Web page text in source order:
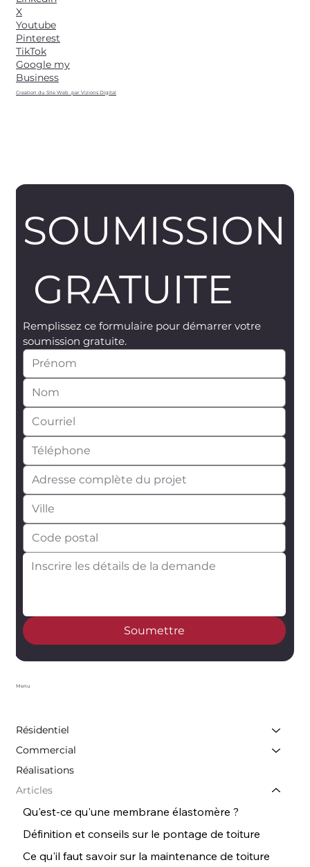
X
Youtube
Pinterest
TikTok
Google my
Business
Creation du Site Web par Vizions Digital
SOUMISSION
GRATUITE
Remplissez ce formulaire pour démarrer votre
soumission gratuite.
Soumettre
Menu
Résidentiel
Commercial
Réalisations
Articles
Qu'est-ce qu'une membrane élastomère ?
Définition et conseils sur le pontage de toiture
Ce qu'il faut savoir sur la maintenance de toiture